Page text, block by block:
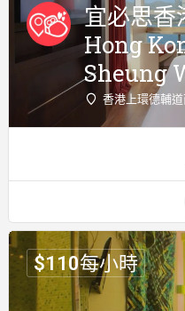
宜必思
Hong
Sheung
香港上環德輔
$110每小時